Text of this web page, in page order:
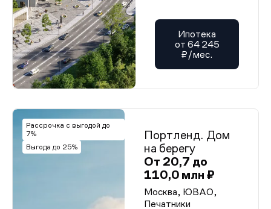
Ипотека
от 64 245
₽/мес.
Рассрочка с выгодой до
7%
Выгода до 25%
Портленд. Дом
на берегу
От 20,7 до
110,0 млн ₽
Москва, ЮВАО,
Печатники